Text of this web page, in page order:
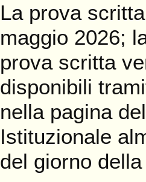
La prova
maggio 2026;
prova scritta
disponibili
nella pagina
Istituzionale
del giorno